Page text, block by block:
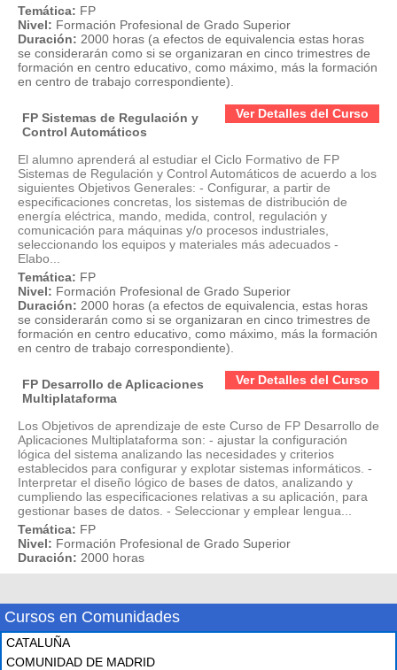
Temática: FP
Nivel: Formación Profesional de Grado Superior
Duración: 2000 horas (a efectos de equivalencia estas horas
se considerarán como si se organizaran en cinco trimestres de
formación en centro educativo, como máximo, más la formación
en centro de trabajo correspondiente).
Ver Detalles del Curso
FP Sistemas de Regulación y
Control Automáticos
El alumno aprenderá al estudiar el Ciclo Formativo de FP
Sistemas de Regulación y Control Automáticos de acuerdo a los
siguientes Objetivos Generales: - Configurar, a partir de
especificaciones concretas, los sistemas de distribución de
energía eléctrica, mando, medida, control, regulación y
comunicación para máquinas y/o procesos industriales,
seleccionando los equipos y materiales más adecuados -
Elabo...
Temática: FP
Nivel: Formación Profesional de Grado Superior
Duración: 2000 horas (a efectos de equivalencia, estas horas
se considerarán como si se organizaran en cinco trimestres de
formación en centro educativo, como máximo, más la formación
en centro de trabajo correspondiente).
Ver Detalles del Curso
FP Desarrollo de Aplicaciones
Multiplataforma
Los Objetivos de aprendizaje de este Curso de FP Desarrollo de
Aplicaciones Multiplataforma son: - ajustar la configuración
lógica del sistema analizando las necesidades y criterios
establecidos para configurar y explotar sistemas informáticos. -
Interpretar el diseño lógico de bases de datos, analizando y
cumpliendo las especificaciones relativas a su aplicación, para
gestionar bases de datos. - Seleccionar y emplear lengua...
Temática: FP
Nivel: Formación Profesional de Grado Superior
Duración: 2000 horas
Cursos en Comunidades
CATALUÑA
COMUNIDAD DE MADRID